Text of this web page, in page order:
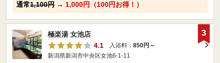
通常1,100円 → 1,000円（100円お得！）
極楽湯 女池店
4.1
入浴料： 850円～
新潟県新潟市中央区女池6-1-11
3